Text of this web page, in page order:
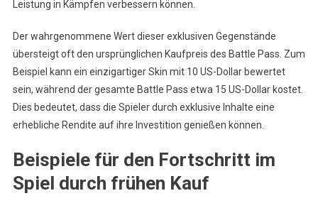
Leistung in Kämpfen verbessern können.
Der wahrgenommene Wert dieser exklusiven Gegenstände
übersteigt oft den ursprünglichen Kaufpreis des Battle Pass. Zum
Beispiel kann ein einzigartiger Skin mit 10 US-Dollar bewertet
sein, während der gesamte Battle Pass etwa 15 US-Dollar kostet.
Dies bedeutet, dass die Spieler durch exklusive Inhalte eine
erhebliche Rendite auf ihre Investition genießen können.
Beispiele für den Fortschritt im
Spiel durch frühen Kauf